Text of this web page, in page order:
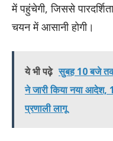
में पहुंचेगी, जिससे
चयन में आसानी होगी।
ये भी पढ़े सुबह 10 बजे तक
ने जारी किया नया
प्रणाली लागू